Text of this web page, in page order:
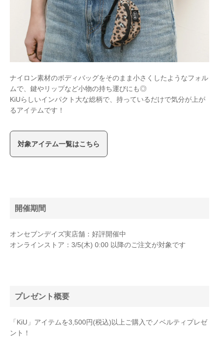
ナイロン素材のボディバッグをそのまま小さくしたようなフォル
ムで、鍵やリップなど小物の持ち運びにも◎
KiUらしいインパクト大な総柄で、持っているだけで気分が上が
るアイテムです！
対象アイテム一覧はこちら
開催期間
オンセブンデイズ実店舗：好評開催中
オンラインストア：3/5(木) 0:00 以降のご注文が対象です
プレゼント概要
「KiU」アイテムを3,500円(税込)以上ご購入でノベルティプレゼ
ント！